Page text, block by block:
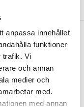
anpassa innehållet
funktioner
trafik. Vi
och annan
medier och
med.
med annan